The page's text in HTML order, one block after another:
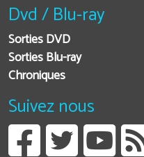
Dvd / Blu-ray
Sorties DVD
Sorties Blu-ray
Chroniques
Suivez nous